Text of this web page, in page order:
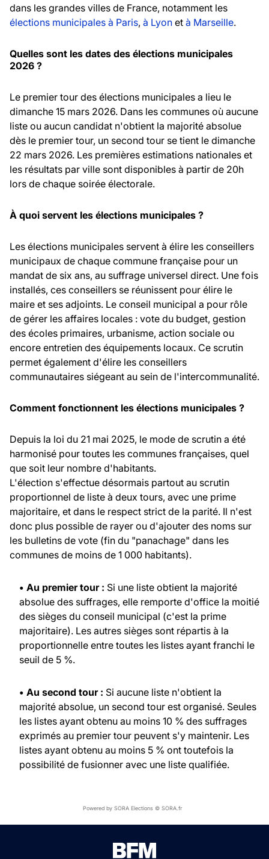
dans les grandes villes de France, notamment les
élections municipales à Paris, à Lyon et à Marseille.
Quelles sont les dates des élections municipales
2026 ?
Le premier tour des élections municipales a lieu le
dimanche 15 mars 2026. Dans les communes où aucune
liste ou aucun candidat n'obtient la majorité absolue
dès le premier tour, un second tour se tient le dimanche
22 mars 2026. Les premières estimations nationales et
les résultats par ville sont disponibles à partir de 20h
lors de chaque soirée électorale.
À quoi servent les élections municipales ?
Les élections municipales servent à élire les conseillers
municipaux de chaque commune française pour un
mandat de six ans, au suffrage universel direct. Une fois
installés, ces conseillers se réunissent pour élire le
maire et ses adjoints. Le conseil municipal a pour rôle
de gérer les affaires locales : vote du budget, gestion
des écoles primaires, urbanisme, action sociale ou
encore entretien des équipements locaux. Ce scrutin
permet également d'élire les conseillers
communautaires siégeant au sein de l'intercommunalité.
Comment fonctionnent les élections municipales ?
Depuis la loi du 21 mai 2025, le mode de scrutin a été
harmonisé pour toutes les communes françaises, quel
que soit leur nombre d'habitants.
L'élection s'effectue désormais partout au scrutin
proportionnel de liste à deux tours, avec une prime
majoritaire, et dans le respect strict de la parité. Il n'est
donc plus possible de rayer ou d'ajouter des noms sur
les bulletins de vote (fin du "panachage" dans les
communes de moins de 1 000 habitants).
• Au premier tour : Si une liste obtient la majorité
absolue des suffrages, elle remporte d'office la moitié
des sièges du conseil municipal (c'est la prime
majoritaire). Les autres sièges sont répartis à la
proportionnelle entre toutes les listes ayant franchi le
seuil de 5 %.
• Au second tour : Si aucune liste n'obtient la
majorité absolue, un second tour est organisé. Seules
les listes ayant obtenu au moins 10 % des suffrages
exprimés au premier tour peuvent s'y maintenir. Les
listes ayant obtenu au moins 5 % ont toutefois la
possibilité de fusionner avec une liste qualifiée.
Powered by SORA Elections © SORA.fr